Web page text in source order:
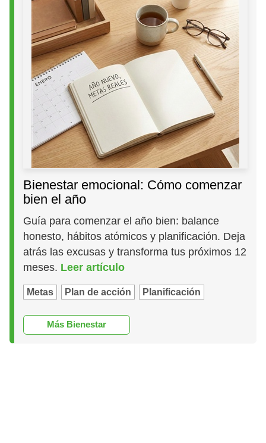
Bienestar emocional: Cómo comenzar
bien el año
Guía para comenzar el año bien: balance
honesto, hábitos atómicos y planificación. Deja
atrás las excusas y transforma tus próximos 12
meses. Leer artículo
Metas Plan de acción Planificación
Más Bienestar